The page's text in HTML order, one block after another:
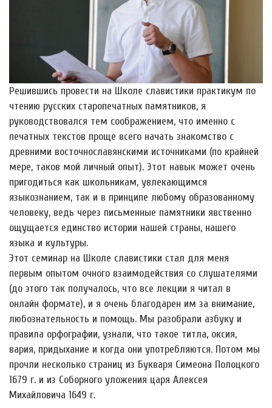
Решившись провести на Школе славистики практикум по
чтению русских старопечатных памятников, я
руководствовался тем соображением, что именно с
печатных текстов проще всего начать знакомство с
древними восточнославянскими источниками (по крайней
мере, таков мой личный опыт). Этот навык может очень
пригодиться как школьникам, увлекающимся
языкознанием, так и в принципе любому образованному
человеку, ведь через письменные памятники явственно
ощущается единство истории нашей страны, нашего
языка и культуры.
Этот семинар на Школе славистики стал для меня
первым опытом очного взаимодействия со слушателями
(до этого так получалось, что все лекции я читал в
онлайн формате), и я очень благодарен им за внимание,
любознательность и помощь. Мы разобрали азбуку и
правила орфографии, узнали, что такое титла, оксия,
вария, придыхание и когда они употребляются. Потом мы
прочли несколько страниц из Букваря Симеона Полоцкого
1679 г. и из Соборного уложения царя Алексея
Михайловича 1649 г.